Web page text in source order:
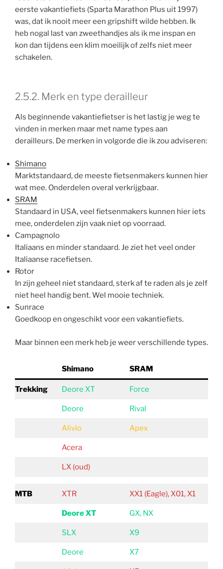
eerste vakantiefiets (Sparta Marathon Plus uit 1997)
was, dat ik nooit meer een gripshift wilde hebben. Ik
heb nogal last van zweethandjes als ik me inspan en
kon dan tijdens een klim moeilijk of zelfs niet meer
schakelen.
2.5.2. Merk en type derailleur
Als beginnende vakantiefietser is het lastig je weg te
vinden in merken maar met name types aan
derailleurs. De merken in volgorde die ik zou adviseren:
Shimano
Marktstandaard, de meeste fietsenmakers kunnen hier
wat mee. Onderdelen overal verkrijgbaar.
SRAM
Standaard in USA, veel fietsenmakers kunnen hier iets
mee, onderdelen zijn vaak niet op voorraad.
Campagnolo
Italiaans en minder standaard. Je ziet het veel onder
Italiaanse racefietsen.
Rotor
In zijn geheel niet standaard, sterk af te raden als je zelf
niet heel handig bent. Wel mooie techniek.
Sunrace
Goedkoop en ongeschikt voor een vakantiefiets.
Maar binnen een merk heb je weer verschillende types.
Shimano SRAM
Trekking Deore XT Force
Deore Rival
Alivio Apex
Acera
LX (oud)
MTB XTR XX1 (Eagle), X01, X1
Deore XT GX, NX
SLX X9
Deore X7